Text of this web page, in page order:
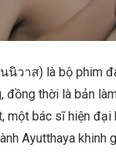
วาส) là bộ phim
đồng thời là bản
một bác sĩ hiện
Ayutthaya khinh